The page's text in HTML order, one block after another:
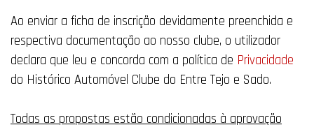
Ao enviar a ficha de inscrição devidamente preenchida e
respectiva documentação ao nosso clube, o utilizador
declara que leu e concorda com a política de Privacidade
do Histórico Automóvel Clube do Entre Tejo e Sado.
Todas as propostas estão condicionadas à aprovação